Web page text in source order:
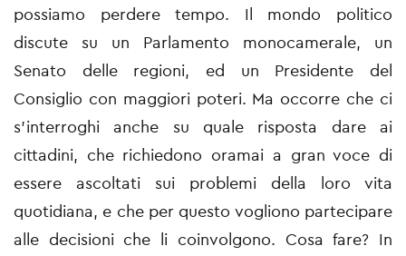
possiamo perdere tempo. Il mondo politico
discute su un Parlamento monocamerale, un
Senato delle regioni, ed un Presidente del
Consiglio con maggiori poteri. Ma occorre che ci
s’interroghi anche su quale risposta dare ai
cittadini, che richiedono oramai a gran voce di
essere ascoltati sui problemi della loro vita
quotidiana, e che per questo vogliono partecipare
alle decisioni che li coinvolgono. Cosa fare? In